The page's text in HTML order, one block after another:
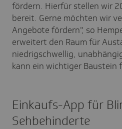
fördern. Hierfür stellen wir
bereit. Gerne möchten wir
Angebote fördern", so
erweitert den Raum für
niedrigschwellig,
kann ein wichtiger Baustein
Einkaufs-App für
Sehbehinderte